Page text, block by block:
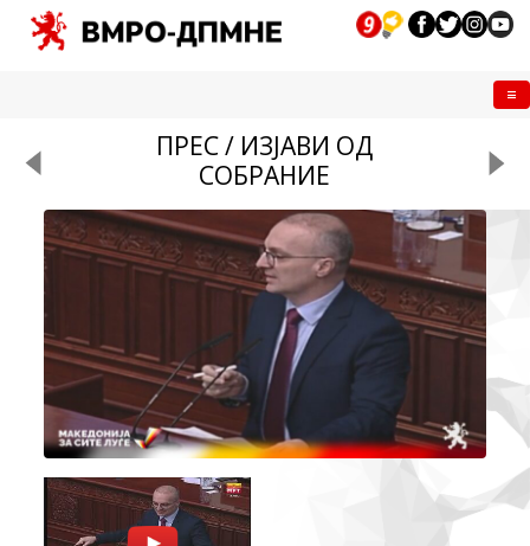
ПРЕС / ИЗЈАВИ ОД
СОБРАНИЕ